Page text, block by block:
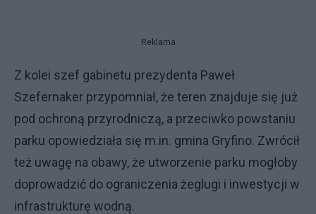
Reklama
Z kolei szef gabinetu prezydenta Paweł
Szefernaker przypomniał, że teren znajduje się już
pod ochroną przyrodniczą, a przeciwko powstaniu
parku opowiedziała się m.in. gmina Gryfino. Zwrócił
też uwagę na obawy, że utworzenie parku mogłoby
doprowadzić do ograniczenia żeglugi i inwestycji w
infrastrukturę wodną.